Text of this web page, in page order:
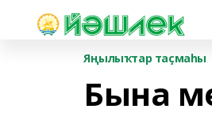
Яңылыҡтар таҫмаһы
Бына